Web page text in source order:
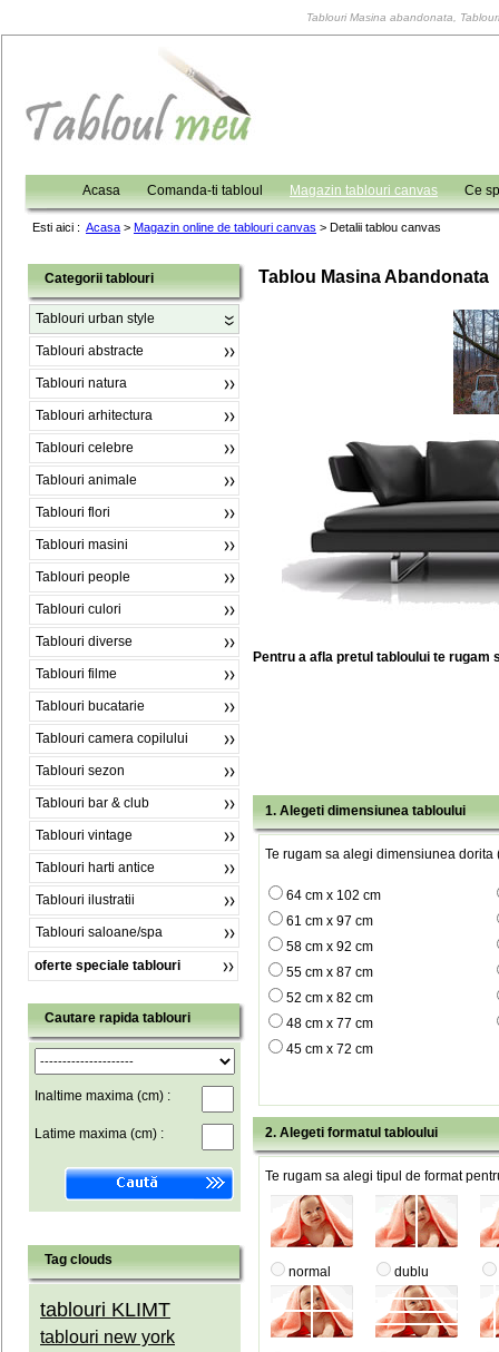
Tablouri Masina abandonata,
Acasa Comanda-ti tabloul Magazin tablouri canvas Ce
Esti aici : Acasa > Magazin online de tablouri canvas > Detalii tablou canvas
Categorii tablouri
Tablouri urban style
Tablouri abstracte
Tablouri natura
Tablouri arhitectura
Tablouri celebre
Tablouri animale
Tablouri flori
Tablouri masini
Tablouri people
Tablouri culori
Tablouri diverse
Tablouri filme
Tablouri bucatarie
Tablouri camera copilului
Tablouri sezon
Tablouri bar & club
Tablouri vintage
Tablouri harti antice
Tablouri ilustratii
Tablouri saloane/spa
oferte speciale tablouri
Cautare rapida tablouri
Inaltime maxima (cm) :
Latime maxima (cm) :
Tag clouds
tablouri KLIMT
tablouri new york
Tablou Masina Abandonata
Pentru a afla pretul tabloului te rugam
1. Alegeti dimensiunea tabloului
Te rugam sa alegi dimensiunea dorita
64 cm x 102 cm
61 cm x 97 cm
58 cm x 92 cm
55 cm x 87 cm
52 cm x 82 cm
48 cm x 77 cm
45 cm x 72 cm
2. Alegeti formatul tabloului
Te rugam sa alegi tipul de format
normal dublu